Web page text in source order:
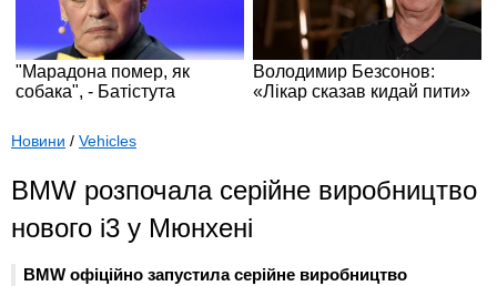
Новини / Vehicles
BMW розпочала серійне виробництво
нового i3 у Мюнхені
BMW офіційно запустила серійне виробництво